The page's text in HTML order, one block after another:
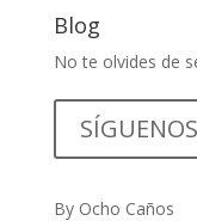
Blog
No te olvides de
SÍGUENOS
By Ocho Caños